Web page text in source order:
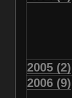
Mätti
Luchs
2005 (2)
2006 (9)